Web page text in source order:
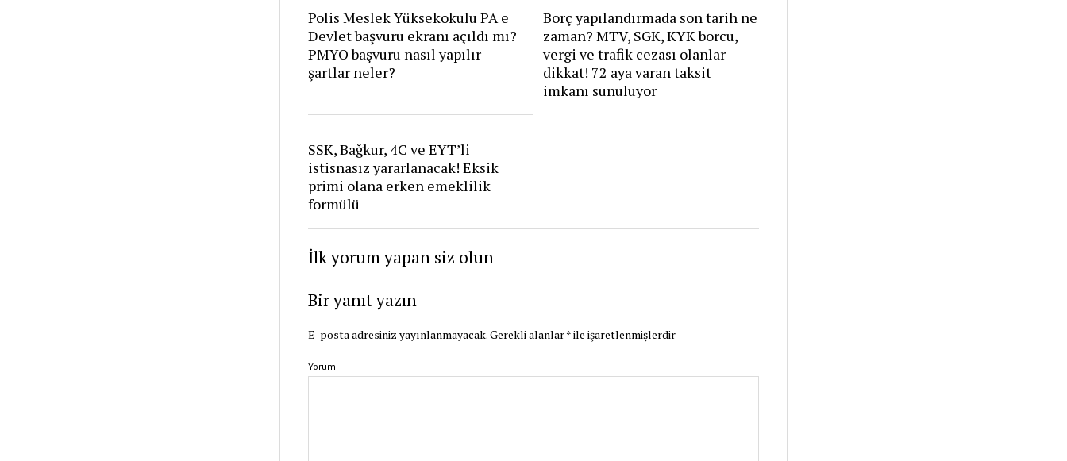
Polis Meslek Yüksekokulu PA e
Devlet başvuru ekranı açıldı mı?
PMYO başvuru nasıl yapılır
şartlar neler?
Borç yapılandırmada son tarih ne
zaman? MTV, SGK, KYK borcu,
vergi ve trafik cezası olanlar
dikkat! 72 aya varan taksit
imkanı sunuluyor
SSK, Bağkur, 4C ve EYT’li
istisnasız yararlanacak! Eksik
primi olana erken emeklilik
formülü
İlk yorum yapan siz olun
Bir yanıt yazın
E-posta adresiniz yayınlanmayacak.Gerekli alanlar*ile işaretlenmişlerdir
Yorum